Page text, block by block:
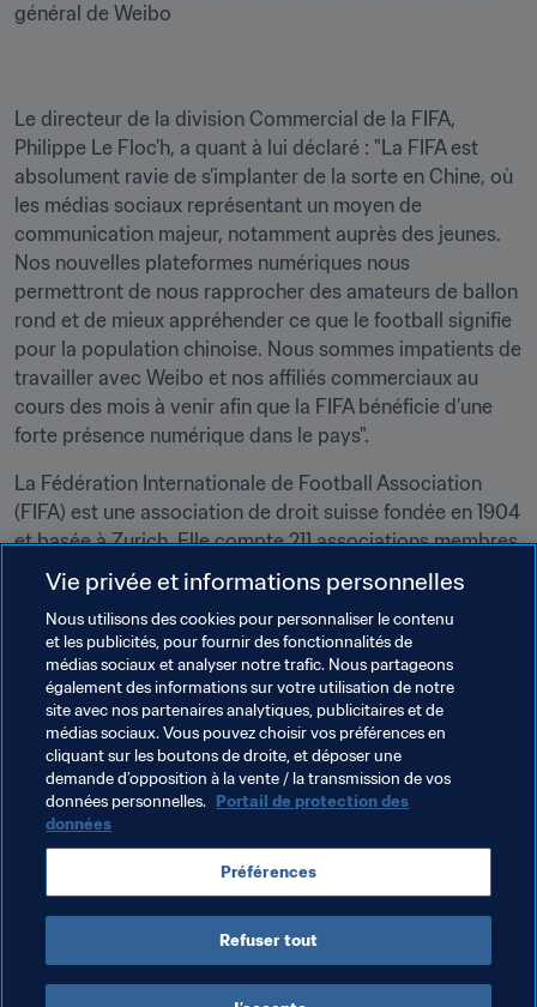
général de Weibo
Le directeur de la division Commercial de la FIFA,
Philippe Le Floc’h, a quant à lui déclaré : "La FIFA est
absolument ravie de s’implanter de la sorte en Chine, où
les médias sociaux représentant un moyen de
communication majeur, notamment auprès des jeunes.
Nos nouvelles plateformes numériques nous
permettront de nous rapprocher des amateurs de ballon
rond et de mieux appréhender ce que le football signifie
pour la population chinoise. Nous sommes impatients de
travailler avec Weibo et nos affiliés commerciaux au
cours des mois à venir afin que la FIFA bénéficie d’une
forte présence numérique dans le pays".
La Fédération Internationale de Football Association
(FIFA) est une association de droit suisse fondée en 1904
et basée à Zurich. Elle compte 211 associations membres
et a pour objectif de développer le football, comme
stipulé dans ses Statuts.
Les Partenaires de la FIFA sont adidas, Coca-Cola,
Wanda Group, Gazprom, Hyundai, Hyundai Kia, Qatar
Airways et Visa. Les Sponsors de la Coupe du Monde de
la FIFA™ sont Budweiser, Hisense, McDonald’s, Mengniu
et Vivo.
Thèmes en lien
Organisation China PR
Vie privée et informations personnelles
Nous utilisons des cookies pour personnaliser le contenu
et les publicités, pour fournir des fonctionnalités de
médias sociaux et analyser notre trafic. Nous partageons
également des informations sur votre utilisation de notre
site avec nos partenaires analytiques, publicitaires et de
médias sociaux. Vous pouvez choisir vos préférences en
cliquant sur les boutons de droite, et déposer une
demande d’opposition à la vente / la transmission de vos
données personnelles. Portail de protection des
données
Préférences
Refuser tout